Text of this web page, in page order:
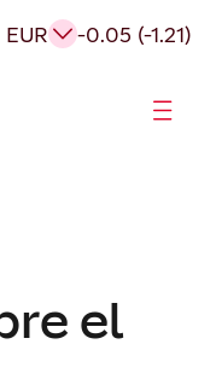
-0.05 (-1.21)
el